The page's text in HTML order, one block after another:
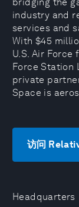
Headquarters
industry and
services and
With $45
U.S. Air Force
Force Station
private
Space is
访问